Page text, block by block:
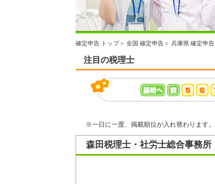
確定申告 トップ＞ 全国 確定申告 ＞ 兵庫県 確定申告
注目の税理士
※一日に一度、掲載順位が入れ替わります。
森田税理士・社労士総合事務所